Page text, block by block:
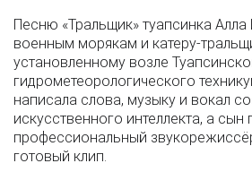
Песню «Тральщик» туапсинка
военным морякам и катеру-
установленному возле
гидрометеорологического
написала слова, музыку и вокал
искусственного интеллекта, а
профессиональный
готовый клип.